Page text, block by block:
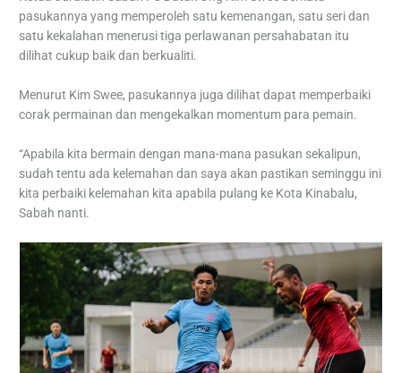
pasukannya yang memperoleh satu kemenangan, satu seri dan
satu kekalahan menerusi tiga perlawanan persahabatan itu
dilihat cukup baik dan berkualiti.
Menurut Kim Swee, pasukannya juga dilihat dapat memperbaiki
corak permainan dan mengekalkan momentum para pemain.
“Apabila kita bermain dengan mana-mana pasukan sekalipun,
sudah tentu ada kelemahan dan saya akan pastikan seminggu ini
kita perbaiki kelemahan kita apabila pulang ke Kota Kinabalu,
Sabah nanti.